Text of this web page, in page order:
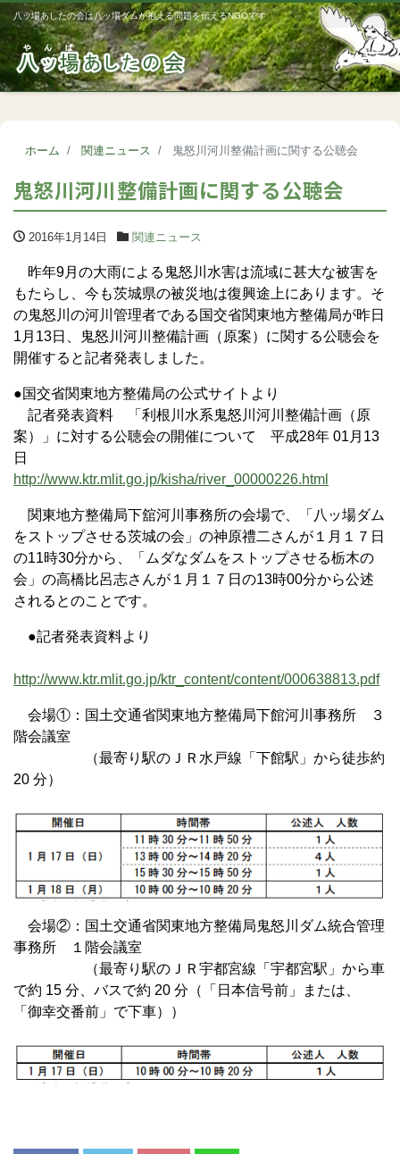
八ッ場あしたの会は八ッ場ダムが抱える問題を伝えるNGOです
ホーム 関連ニュース 鬼怒川河川整備計画に関する公聴会
鬼怒川河川整備計画に関する公聴会
2016年1月14日 関連ニュース
昨年9月の大雨による鬼怒川水害は流域に甚大な被害を
もたらし、今も茨城県の被災地は復興途上にあります。そ
の鬼怒川の河川管理者である国交省関東地方整備局が昨日
1月13日、鬼怒川河川整備計画（原案）に関する公聴会を
開催すると記者発表しました。
●国交省関東地方整備局の公式サイトより
記者発表資料 「利根川水系鬼怒川河川整備計画（原
案）」に対する公聴会の開催について 平成28年 01月13
日
http://www.ktr.mlit.go.jp/kisha/river_00000226.html
関東地方整備局下舘河川事務所の会場で、「八ッ場ダム
をストップさせる茨城の会」の神原禮二さんが１月１７日
の11時30分から、「ムダなダムをストップさせる栃木の
会」の高橋比呂志さんが１月１７日の13時00分から公述
されるとのことです。
●記者発表資料より
http://www.ktr.mlit.go.jp/ktr_content/content/000638813.pdf
会場①：国土交通省関東地方整備局下館河川事務所 ３
階会議室
（最寄り駅のＪＲ水戸線「下館駅」から徒歩約
20 分）
会場②：国土交通省関東地方整備局鬼怒川ダム統合管理
事務所 １階会議室
（最寄り駅のＪＲ宇都宮線「宇都宮駅」から車
で約 15 分、バスで約 20 分（「日本信号前」または、
「御幸交番前」で下車））